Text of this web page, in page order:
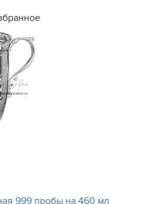
999 пробы на 460 мл